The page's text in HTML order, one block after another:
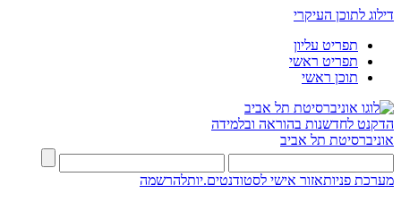
דילוג לתוכן העיקרי
תפריט עליון
תפריט ראשי
תוכן ראשי
הדקנט לחדשנות בהוראה ובלמידה
אוניברסיטת תל אביב
מערכת פניותאזור אישי לסטודנטים.יותלהרשמה